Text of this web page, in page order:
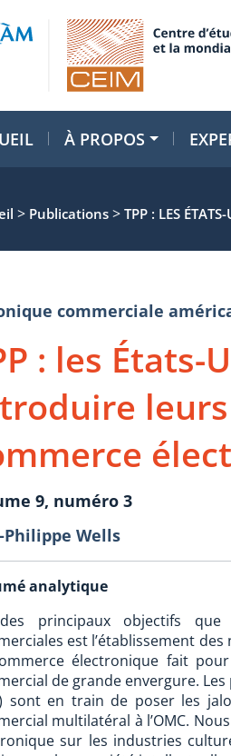
À PROPOS
> Publications > TPP : LES
commerciale
: les États-
9, numéro 3
Philippe Wells
analytique
principaux objectifs que
est l’établissement
électronique fait
de grande envergure.
sont en train de poser les
multilatéral à l’OMC.
sur les industries